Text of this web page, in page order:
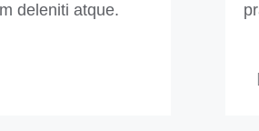
deleniti atque.